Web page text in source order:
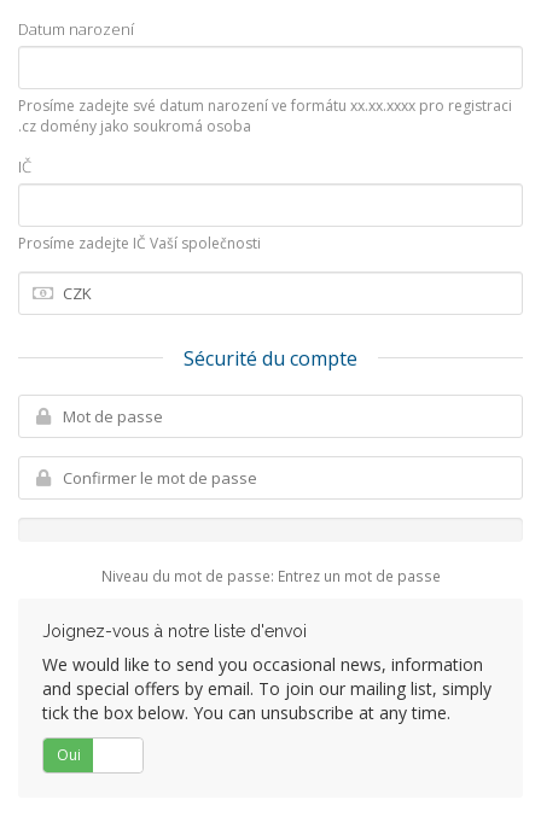
Datum narození
Prosíme zadejte své datum narození ve formátu xx.xx.xxxx pro registraci
.cz domény jako soukromá osoba
IČ
Prosíme zadejte IČ Vaší společnosti
Sécurité du compte
Niveau du mot de passe: Entrez un mot de passe
Joignez-vous à notre liste d'envoi
We would like to send you occasional news, information
and special offers by email. To join our mailing list, simply
tick the box below. You can unsubscribe at any time.
Oui